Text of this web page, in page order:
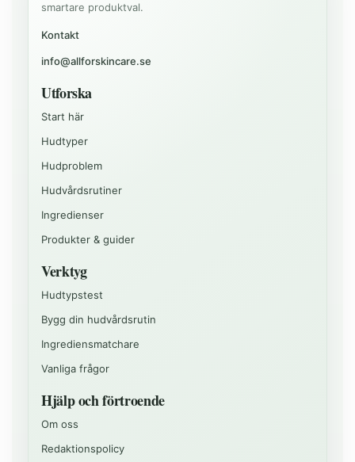
smartare produktval.
Kontakt
info@allforskincare.se
Utforska
Start här
Hudtyper
Hudproblem
Hudvårdsrutiner
Ingredienser
Produkter & guider
Verktyg
Hudtypstest
Bygg din hudvårdsrutin
Ingrediensmatchare
Vanliga frågor
Hjälp och förtroende
Om oss
Redaktionspolicy